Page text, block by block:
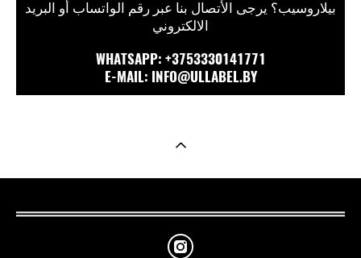
بيلاروسيب؟ يرجى الأتصال بنا عبر رقم الواتساب أو البريد
الالكتروني
WHATSAPP: +3753330141771
E-MAIL: INFO@ULLABEL.BY